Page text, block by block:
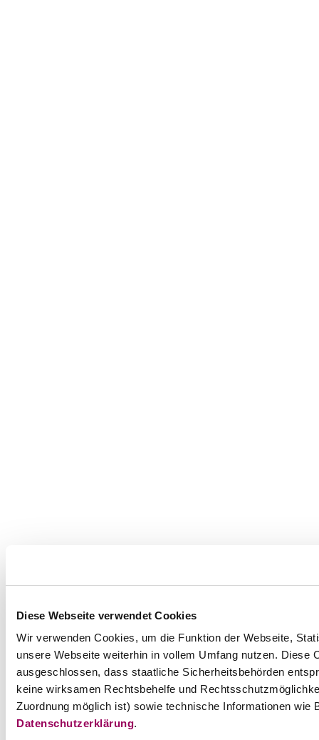
Diese Webseite verwendet Cookies
Wir verwenden Cookies, um die Funktion der Webseite,
unsere Webseite weiterhin in vollem Umfang nutzen.
ausgeschlossen, dass staatliche Sicherheitsbehörden
keine wirksamen Rechtsbehelfe und
Zuordnung möglich ist) sowie technische Informationen
Datenschutzerklärung.